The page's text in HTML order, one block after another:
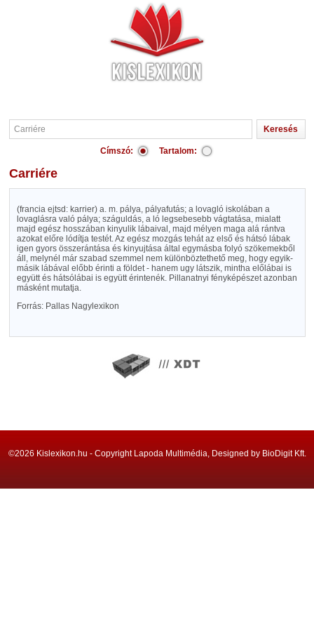
Címszó: Tartalom:
Carriére
(francia ejtsd: karrier) a. m. pálya, pályafutás; a lovagló iskolában a
lovaglásra való pálya; száguldás, a ló legsebesebb vágtatása, mialatt
majd egész hosszában kinyulik lábaival, majd mélyen maga alá rántva
azokat előre lódítja testét. Az egész mozgás tehát az első és hátsó lábak
igen gyors összerántása és kinyujtása által egymásba folyó szökemekből
áll, melynél már szabad szemmel nem különböztethető meg, hogy egyik-
másik lábával előbb érinti a földet - hanem ugy látszik, mintha előlábai is
együtt és hátsólábai is együtt érintenék. Pillanatnyi fényképészet azonban
másként mutatja.
Forrás: Pallas Nagylexikon
©2026 Kislexikon.hu - Copyright Lapoda Multimédia, Designed by BioDigit Kft.